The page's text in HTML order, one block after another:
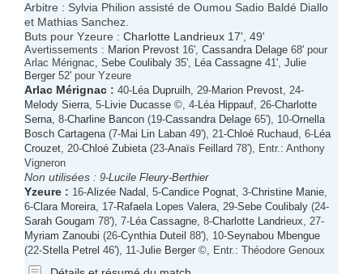
Arbitre : Sylvia Philion assisté de Oumou Sadio Baldé Diallo
et Mathias Sanchez.
Buts pour Yzeure : Charlotte Landrieux 17', 49'
Avertissements : Marion Prevost 16', Cassandra Delage 68' pour
Arlac Mérignac, Sebe Coulibaly 35', Léa Cassagne 41', Julie
Berger 52' pour Yzeure
Arlac Mérignac : 40- Léa Dupruilh , 29-Marion Prevost , 24-
Melody Sierra , 5- Livie Ducasse ©, 4- Léa Hippauf , 26-Charlotte
Serna , 8-Charline Bancon (19-Cassandra Delage 65'), 10-Ornella
Bosch Cartagena (7-Mai Lin Laban 49'), 21-Chloé Ruchaud , 6- Léa
Crouzet , 20-Chloé Zubieta (23-Anaïs Feillard 78'), Entr.: Anthony
Vigneron
Non utilisées : 9-Lucile Fleury-Berthier
Yzeure : 16-Alizée Nadal , 5-Candice Pognat , 3-Christine Manie
6-Clara Moreira , 17-Rafaela Lopes Valera , 29-Sebe Coulibaly (24-
Sarah Gougam 78'), 7- Léa Cassagne , 8-Charlotte Landrieux , 27-
Myriam Zanoubi (26-Cynthia Duteil 88'), 10-Seynabou Mbengue
(22-Stella Petrel 46'), 11-Julie Berger ©, Entr.: Théodore Genoux